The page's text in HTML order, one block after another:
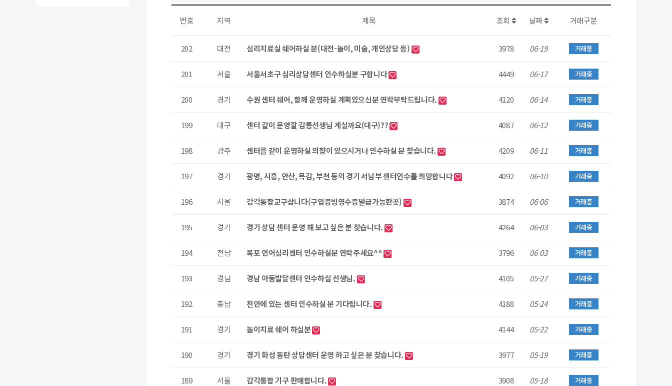
번호 지역 제목 조회 날짜 거래구분
202 대전 심리치료실 쉐어하실 분(대전-놀이, 미술, 개인상담 등) 3978 06-19 거래중
201 서울 서울서초구 심리상담센터 인수하실분 구합니다 4449 06-17 거래중
200 경기 수원 센터 쉐어, 함께 운영하실 계획있으신분 연락부탁드립니다. 4120 06-14 거래중
199 대구 센터 같이 운영할 감통선생님 계실까요(대구)?? 4087 06-12 거래중
198 광주 센터를 같이 운영하실 의향이 있으시거나 인수하실 분 찾습니다. 4209 06-11 거래중
197 경기 광명, 시흥, 안산, 목감, 부천 등의 경기 서남부 센터인수를 희망합니다 4092 06-10 거래중
196 서울 감각통합교구삽니다(구입증빙영수증발급가능한곳) 3874 06-06 거래중
195 경기 경기 상담 센터 운영 해 보고 싶은 분 찾습니다. 4264 06-03 거래중
194 전남 목포 언어심리센터 인수하실분 연락주세요^^ 3796 06-03 거래중
193 경남 경남 아동발달센터 인수하실 선생님. 4105 05-27 거래중
192 충남 천안에 있는 센터 인수하실 분 기다립니다. 4188 05-24 거래중
191 경기 놀이치료 쉐어 하실분 4144 05-22 거래중
190 경기 경기 화성 동탄 상담센터 운영 하고 싶은 분 찾습니다. 3977 05-19 거래중
189 서울 감각통합 기구 판매합니다. 3908 05-18 거래중